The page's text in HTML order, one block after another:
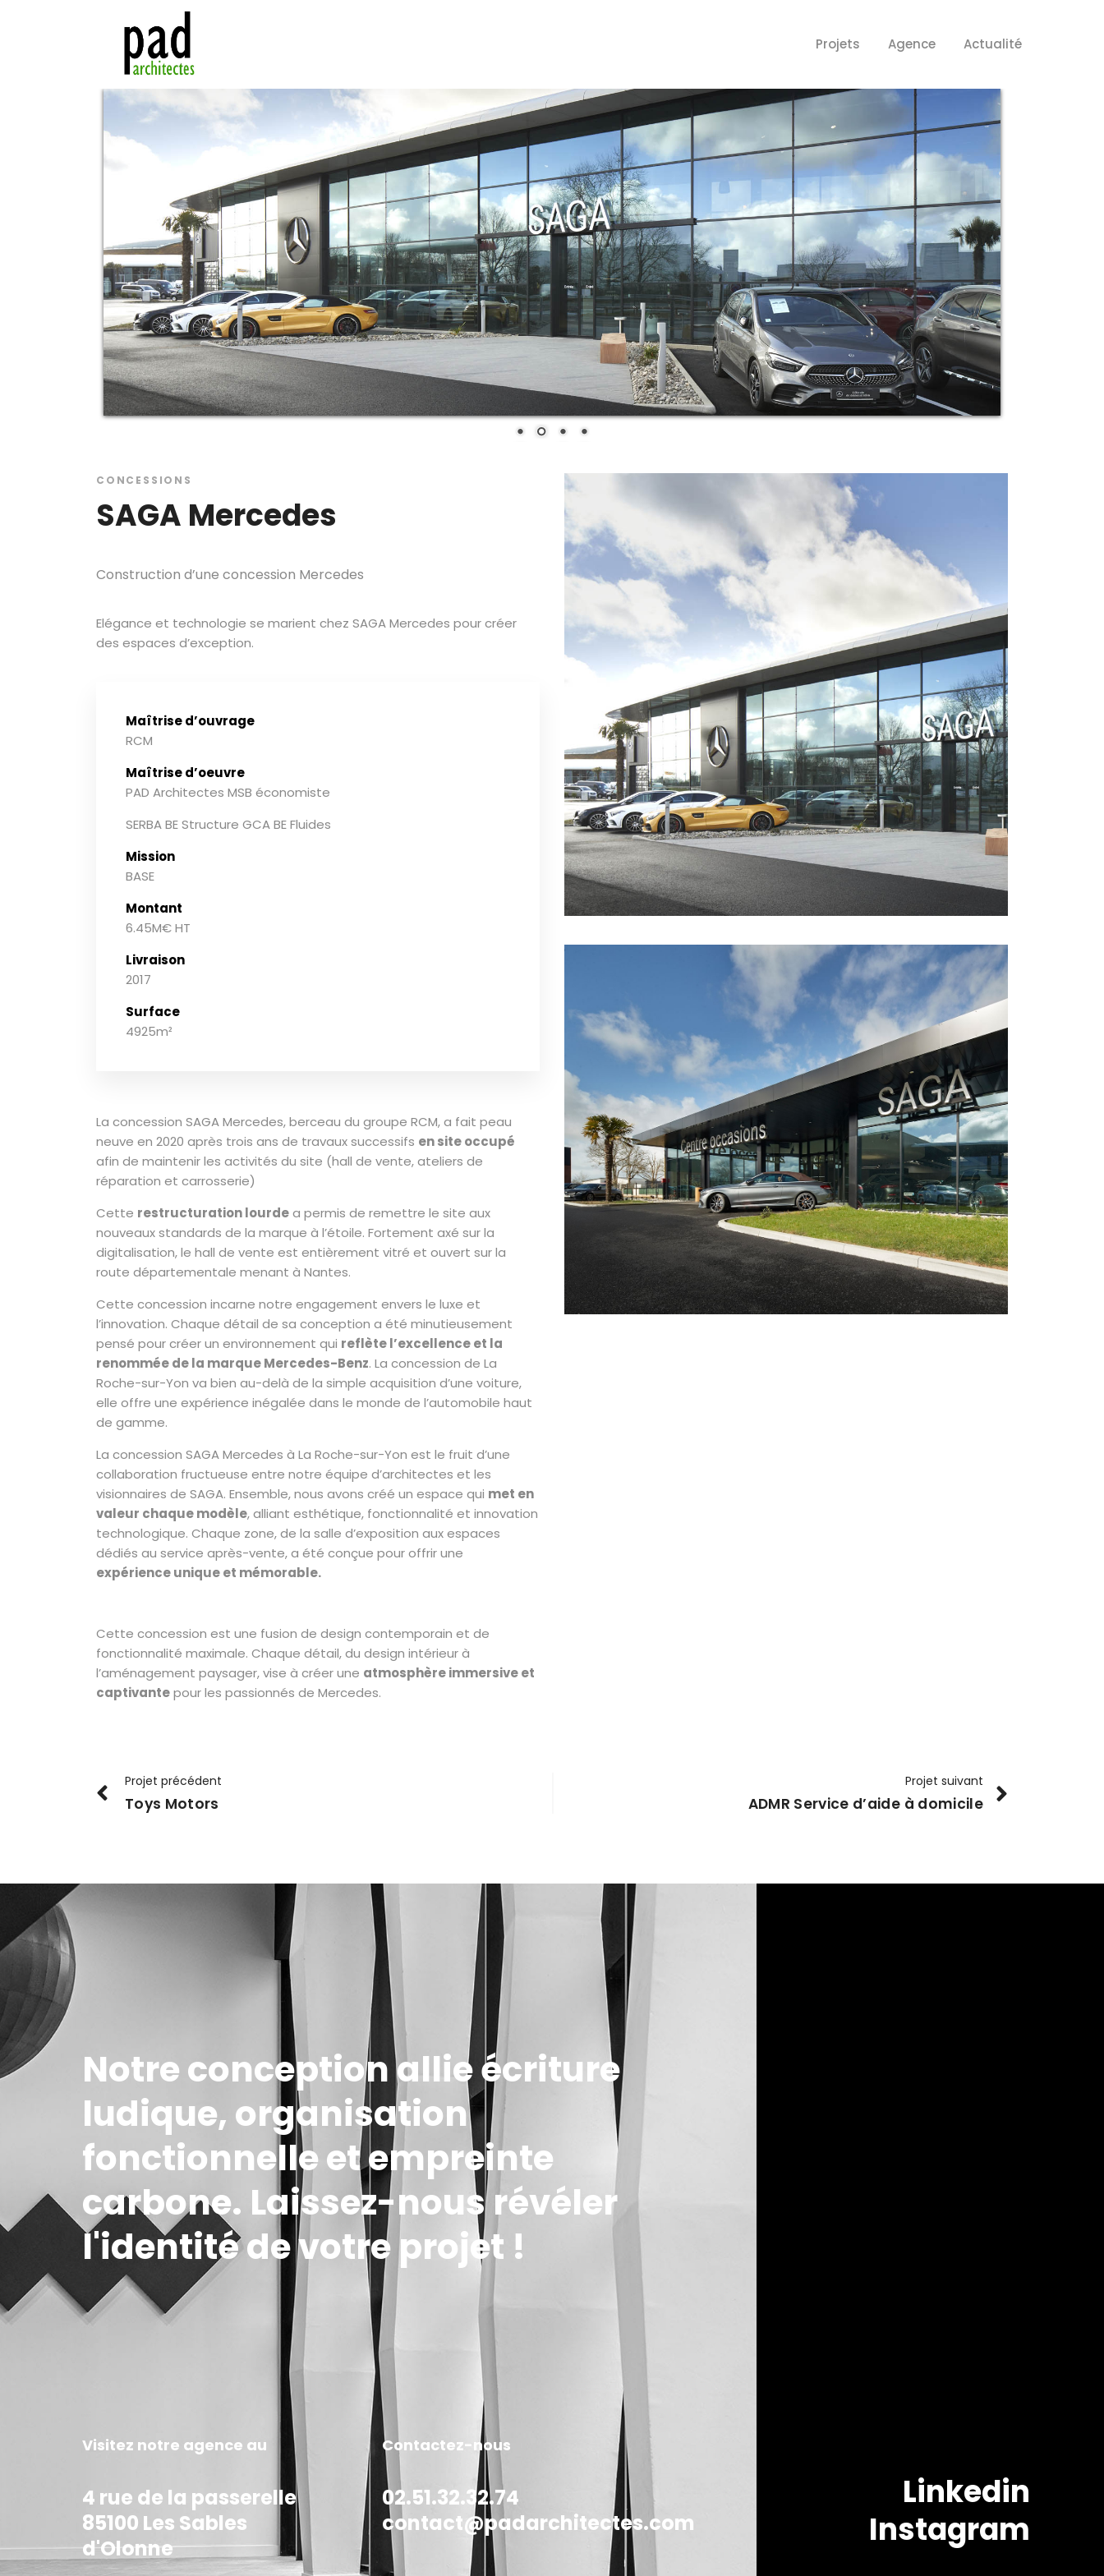
Projets Agence Actualité
Concession SAGA Mercedes La Roche sur Yon
CONCESSIONS
SAGA Mercedes
Construction d’une concession Mercedes
Elégance et technologie se marient chez SAGA Mercedes pour créer
des espaces d’exception.
Maîtrise d’ouvrage
RCM
Maîtrise d’oeuvre
PAD Architectes MSB économiste
SERBA BE Structure GCA BE Fluides
Mission
BASE
Montant
6.45M€ HT
Livraison
2017
Surface
4925m²
La concession SAGA Mercedes, berceau du groupe RCM, a fait peau
neuve en 2020 après trois ans de travaux successifs en site occupé
afin de maintenir les activités du site (hall de vente, ateliers de
réparation et carrosserie)
Cette restructuration lourdea permis de remettre le site aux
nouveaux standards de la marque à l’étoile. Fortement axé sur la
digitalisation, le hall de vente est entièrement vitré et ouvert sur la
route départementale menant à Nantes.
Cette concession incarne notre engagement envers le luxe et
l’innovation. Chaque détail de sa conception a été minutieusement
pensé pour créer un environnement qui reflète l’excellence et la
renommée de la marque Mercedes-Benz. La concession de La
Roche-sur-Yon va bien au-delà de la simple acquisition d’une voiture,
elle offre une expérience inégalée dans le monde de l’automobile haut
de gamme.
La concession SAGA Mercedes à La Roche-sur-Yon est le fruit d’une
collaboration fructueuse entre notre équipe d’architectes et les
visionnaires de SAGA. Ensemble, nous avons créé un espace qui met en
valeur chaque modèle, alliant esthétique, fonctionnalité et innovation
technologique. Chaque zone, de la salle d’exposition aux espaces
dédiés au service après-vente, a été conçue pour offrir une
expérience unique et mémorable.
Cette concession est une fusion de design contemporain et de
fonctionnalité maximale. Chaque détail, du design intérieur à
l’aménagement paysager, vise à créer une atmosphère immersive et
captivantepour les passionnés de Mercedes.
Projet précédent
Toys Motors
Projet suivant
ADMR Service d’aide à domicile
Notre conception allie écriture
ludique, organisation
fonctionnelle et empreinte
carbone. Laissez-nous révéler
l'identité de votre projet !
Visitez notre agence au
4 rue de la passerelle
85100 Les Sables
d'Olonne
Contactez-nous
02.51.32.32.74
contact@padarchitectes.com
Linkedin
Instagram